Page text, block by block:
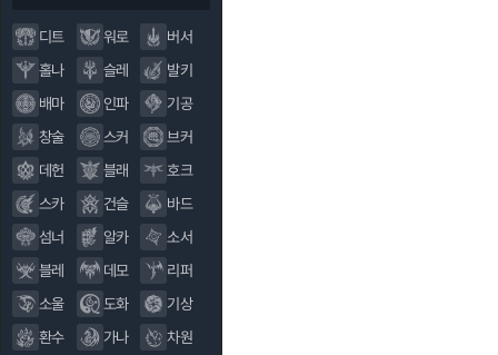
디트 워로
버서
홀나
슬레
발키
배마
인파
기공
창술
스커
브커
데헌
블래
호크
스카
건슬
바드
섬너
알카
소서
블레
데모
리퍼
소울
도화
기상
환수
가나 차원